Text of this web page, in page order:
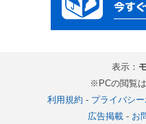
表示：
※PCの閲覧
利用規約 - プライバシ
広告掲載- お